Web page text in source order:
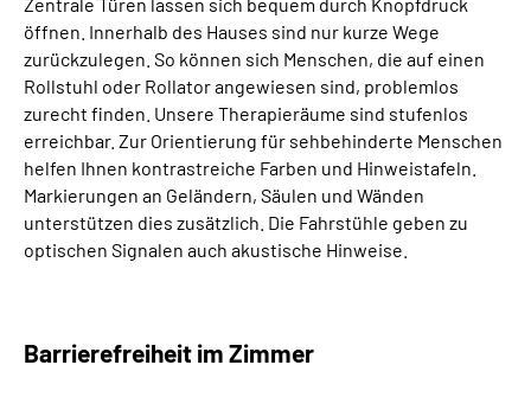
öffnen. Innerhalb des Hauses sind nur kurze Wege
zurückzulegen. So können sich Menschen, die auf einen
Rollstuhl oder Rollator angewiesen sind, problemlos
zurecht finden. Unsere Therapieräume sind stufenlos
erreichbar. Zur Orientierung für sehbehinderte Menschen
helfen Ihnen kontrastreiche Farben und Hinweistafeln.
Markierungen an Geländern, Säulen und Wänden
unterstützen dies zusätzlich. Die Fahrstühle geben zu
optischen Signalen auch akustische Hinweise.
Barrierefreiheit im Zimmer